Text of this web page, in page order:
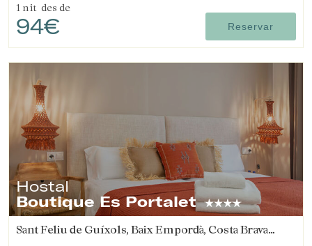
1 nit des de
94€ Reservar
Hostal
Boutique Es Portalet
Sant Feliu de Guíxols, Baix Empordà, Costa Brava